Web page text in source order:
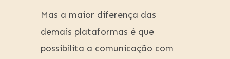
Mas a maior diferença das
demais plataformas é que
possibilita a comunicação com